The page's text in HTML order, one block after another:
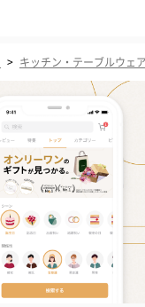
> キッチン・テーブルウェ